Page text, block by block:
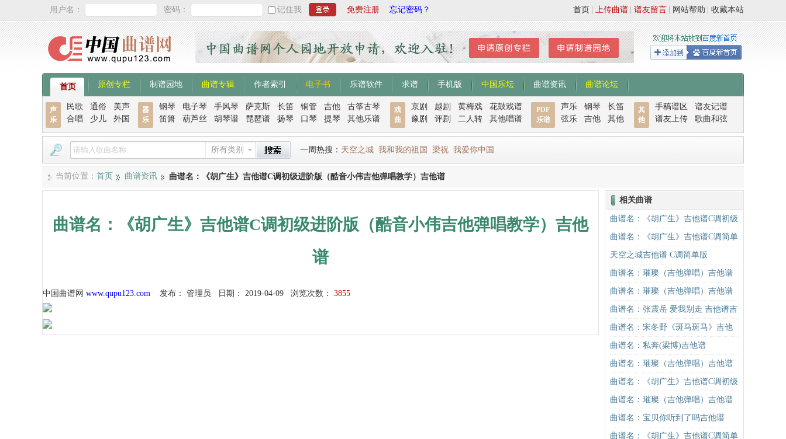
用户名： 密码： 记住我 免费注册 忘记密码？ 收藏本站
网站帮助
谱友留言
上传曲谱
首页
首页 原创专栏 制谱园地 曲谱专辑 作者索引 电子书 乐谱软件 求谱 手机版 中国乐坛 曲谱资讯 曲谱论坛
声
乐
民歌 通俗
美声
合唱
少儿 外国
器
乐
钢琴 电子琴 手风琴 萨克斯 长笛 铜管 吉他
古筝古琴
笛箫
葫芦丝 胡琴谱 琵琶谱 扬琴 口琴 提琴 其他乐谱
戏
曲
京剧 越剧 黄梅戏
花鼓戏谱
豫剧
评剧 二人转 其他唱谱
PDF
乐谱
声乐 钢琴
长笛
弦乐
吉他 其他
其
他
手稿谱区
谱友记谱
谱友上传
歌曲和弦
所有类别 一周热搜： 天空之城 我和我的祖国 梁祝 我爱你中国
当前位置： 首页 曲谱资讯 曲谱名：《胡广生》吉他谱C调初级进阶版（酷音小伟吉他弹唱教学）吉他谱
曲谱名：《胡广生》吉他谱C调初级进阶版（酷音小伟吉他弹唱教学）吉他
谱
中国曲谱网 www.qupu123.com 发布： 管理员 日期： 2019-04-09 浏览次数： 3855
相关曲谱
曲谱名：《胡广生》吉他谱C调初级
进阶版（酷音小伟吉他弹唱教学）
吉他谱
曲谱名：《胡广生》吉他谱C调简单
版（酷音小伟吉他弹唱教学）吉他
谱
天空之城吉他谱 C调简单版
曲谱名：璀璨（吉他弹唱）吉他谱
曲谱名：璀璨（吉他弹唱）吉他谱
曲谱名：张震岳 爱我别走 吉他谱吉
他谱
曲谱名：宋冬野《斑马斑马》吉他
谱C调简单版（酷音小伟吉他教学）
吉他谱
曲谱名：私奔(梁博)吉他谱
曲谱名：璀璨（吉他弹唱）吉他谱
曲谱名：《胡广生》吉他谱C调初级
进阶版（酷音小伟吉他弹唱教学）
吉他谱
曲谱名：璀璨（吉他弹唱）吉他谱
曲谱名：宝贝你听到了吗吉他谱
曲谱名：《胡广生》吉他谱C调简单